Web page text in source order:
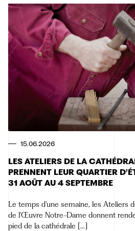
15.06.2026
LES ATELIERS DE LA
PRENNENT LEUR QUARTIER
31 AOÛT AU 4 SEPTEMBRE
Le temps d'une semaine, les Ateliers
de l'Œuvre Notre-Dame donnent
pied de la cathédrale [...]